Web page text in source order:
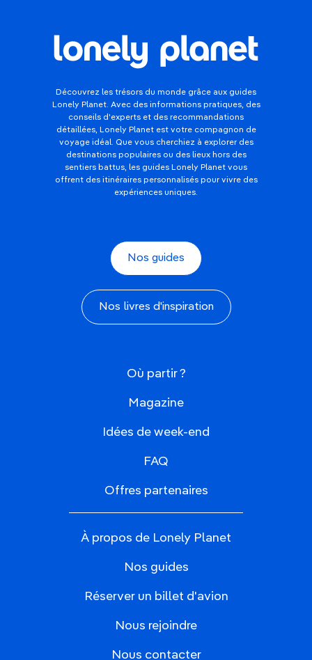
Découvrez les trésors du monde grâce aux guides
Lonely Planet. Avec des informations pratiques, des
conseils d'experts et des recommandations
détaillées, Lonely Planet est votre compagnon de
voyage idéal. Que vous cherchiez à explorer des
destinations populaires ou des lieux hors des
sentiers battus, les guides Lonely Planet vous
offrent des itinéraires personnalisés pour vivre des
expériences uniques.
Nos guides
Nos livres d'inspiration
Où partir ?
Magazine
Idées de week-end
FAQ
Offres partenaires
À propos de Lonely Planet
Nos guides
Réserver un billet d'avion
Nous rejoindre
Nous contacter